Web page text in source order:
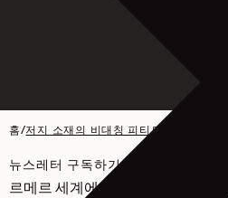
홈/저지 소재의 비대칭 피티드 탑 -
뉴스레터 구독하기
르메르 세계에 관한 다양한 글과